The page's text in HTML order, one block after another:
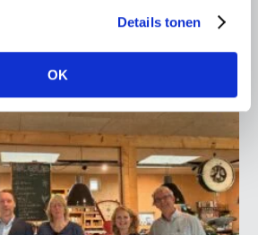
Details tonen
OK
Lees meer